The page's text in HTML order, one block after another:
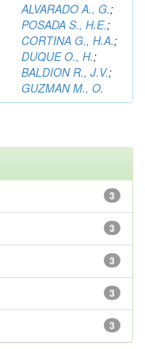
ALVARADO A., G.;
POSADA S., H.E.;
CORTINA G., H.A.;
DUQUE O., H.;
BALDION R., J.V.;
GUZMAN M., O.
3
3
3
3
3